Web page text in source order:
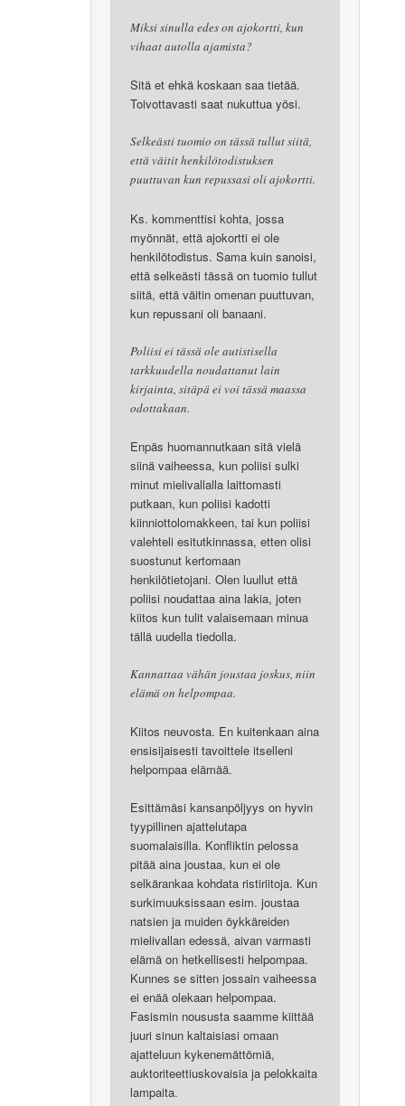
Miksi sinulla edes on ajokortti, kun
vihaat autolla ajamista?
Sitä et ehkä koskaan saa tietää.
Toivottavasti saat nukuttua yösi.
Selkeästi tuomio on tässä tullut siitä,
että väitit henkilötodistuksen
puuttuvan kun repussasi oli ajokortti.
Ks. kommenttisi kohta, jossa
myönnät, että ajokortti ei ole
henkilötodistus. Sama kuin sanoisi,
että selkeästi tässä on tuomio tullut
siitä, että väitin omenan puuttuvan,
kun repussani oli banaani.
Poliisi ei tässä ole autistisella
tarkkuudella noudattanut lain
kirjainta, sitäpä ei voi tässä maassa
odottakaan.
Enpäs huomannutkaan sitä vielä
siinä vaiheessa, kun poliisi sulki
minut mielivallalla laittomasti
putkaan, kun poliisi kadotti
kiinniottolomakkeen, tai kun poliisi
valehteli esitutkinnassa, etten olisi
suostunut kertomaan
henkilötietojani. Olen luullut että
poliisi noudattaa aina lakia, joten
kiitos kun tulit valaisemaan minua
tällä uudella tiedolla.
Kannattaa vähän joustaa joskus, niin
elämä on helpompaa.
Kiitos neuvosta. En kuitenkaan aina
ensisijaisesti tavoittele itselleni
helpompaa elämää.
Esittämäsi kansanpöljyys on hyvin
tyypillinen ajattelutapa
suomalaisilla. Konfliktin pelossa
pitää aina joustaa, kun ei ole
selkärankaa kohdata ristiriitoja. Kun
surkimuuksissaan esim. joustaa
natsien ja muiden öykkäreiden
mielivallan edessä, aivan varmasti
elämä on hetkellisesti helpompaa.
Kunnes se sitten jossain vaiheessa
ei enää olekaan helpompaa.
Fasismin noususta saamme kiittää
juuri sinun kaltaisiasi omaan
ajatteluun kykenemättömiä,
auktoriteettiuskovaisia ja pelokkaita
lampaita.